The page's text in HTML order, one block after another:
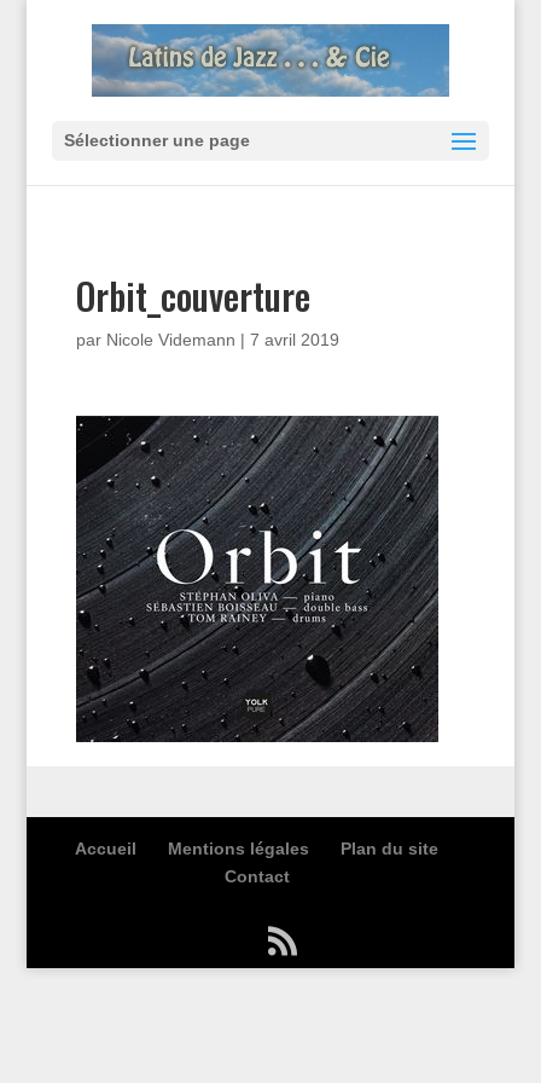
Sélectionner une page
Orbit_couverture
par Nicole Videmann | 7 avril 2019
Accueil Mentions légales
Plan du site
Contact